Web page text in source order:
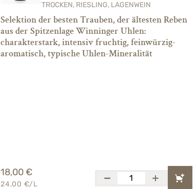
TROCKEN, RIESLING, LAGENWEIN
Selektion der besten Trauben, der ältesten Reben
aus der Spitzenlage Winninger Uhlen:
charakterstark, intensiv fruchtig, feinwürzig-
aromatisch, typische Uhlen-Mineralität
18,00 €
24,00 €/L